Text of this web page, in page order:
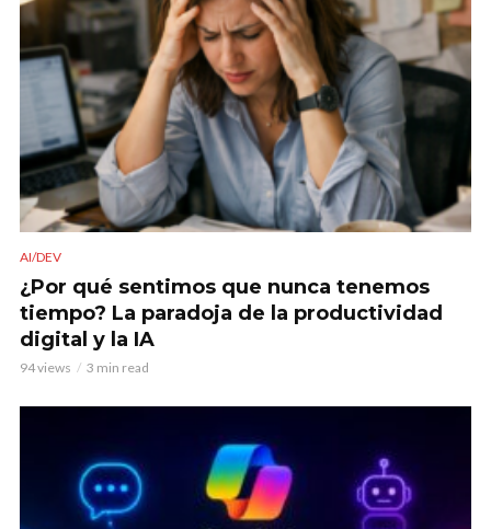
AI/DEV
¿Por qué sentimos que nunca tenemos
tiempo? La paradoja de la productividad
digital y la IA
94 views 3 min read